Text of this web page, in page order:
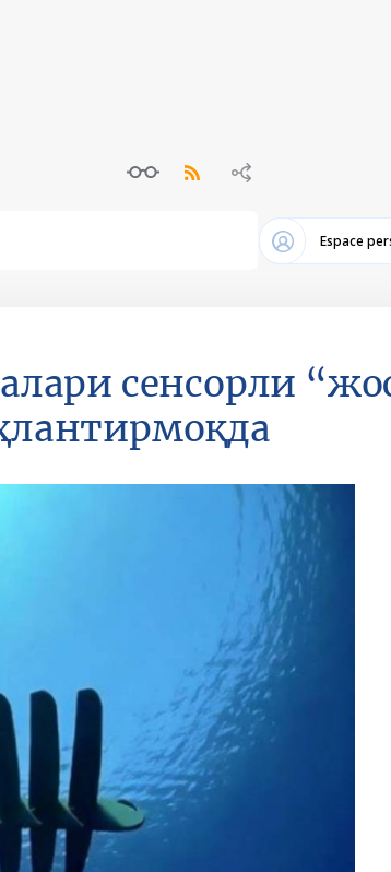
Espace
сенсорли